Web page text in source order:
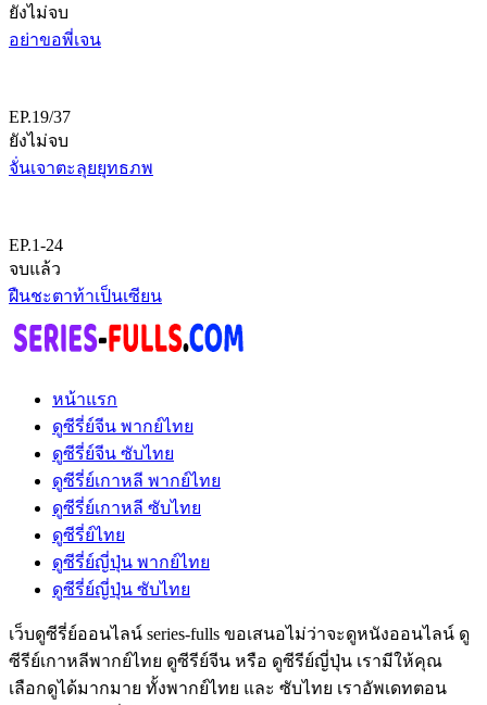
ยังไม่จบ
อย่าขอพี่เจน
EP.19/37
ยังไม่จบ
จั่นเจาตะลุยยุทธภพ
EP.1-24
จบแล้ว
ฝืนชะตาท้าเป็นเซียน
หน้าแรก
ดูซีรี่ย์จีน พากย์ไทย
ดูซีรี่ย์จีน ซับไทย
ดูซีรี่ย์เกาหลี พากย์ไทย
ดูซีรี่ย์เกาหลี ซับไทย
ดูซีรี่ย์ไทย
ดูซีรี่ย์ญี่ปุ่น พากย์ไทย
ดูซีรี่ย์ญี่ปุ่น ซับไทย
เว็บดูซีรี่ย์ออนไลน์ series-fulls ขอเสนอไม่ว่าจะดูหนังออนไลน์ ดู
ซีรีย์เกาหลีพากย์ไทย ดูซีรีย์จีน หรือ ดูซีรีย์ญี่ปุ่น เรามีให้คุณ
เลือกดูได้มากมาย ทั้งพากย์ไทย และ ซับไทย เราอัพเดทตอน